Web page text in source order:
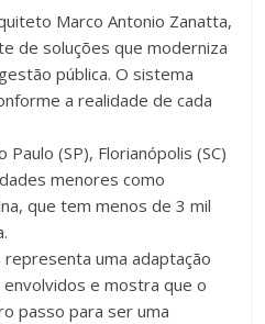
Marco Antonio Zanatta,
de soluções que moderniza
pública. O sistema
a realidade de cada
(SP), Florianópolis (SC)
menores como
que tem menos de 3 mil
representa uma adaptação
e mostra que o
passo para ser uma